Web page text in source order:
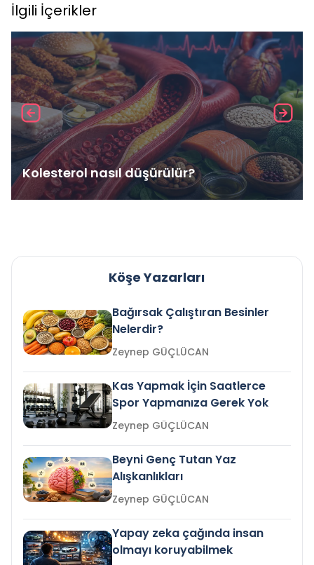
İlgili İçerikler
Kolesterol nasıl düşürülür?
Köşe Yazarları
Bağırsak Çalıştıran Besinler
Nelerdir?
Zeynep GÜÇLÜCAN
Kas Yapmak İçin Saatlerce
Spor Yapmanıza Gerek Yok
Zeynep GÜÇLÜCAN
Beyni Genç Tutan Yaz
Alışkanlıkları
Zeynep GÜÇLÜCAN
Yapay zeka çağında insan
olmayı koruyabilmek